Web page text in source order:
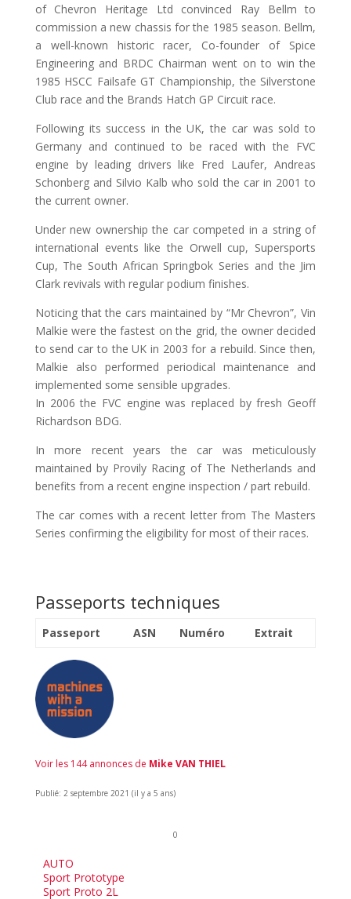
of Chevron Heritage Ltd convinced Ray Bellm to
commission a new chassis for the 1985 season. Bellm,
a well-known historic racer, Co-founder of Spice
Engineering and BRDC Chairman went on to win the
1985 HSCC Failsafe GT Championship, the Silverstone
Club race and the Brands Hatch GP Circuit race.
Following its success in the UK, the car was sold to
Germany and continued to be raced with the FVC
engine by leading drivers like Fred Laufer, Andreas
Schonberg and Silvio Kalb who sold the car in 2001 to
the current owner.
Under new ownership the car competed in a string of
international events like the Orwell cup, Supersports
Cup, The South African Springbok Series and the Jim
Clark revivals with regular podium finishes.
Noticing that the cars maintained by “Mr Chevron”, Vin
Malkie were the fastest on the grid, the owner decided
to send car to the UK in 2003 for a rebuild. Since then,
Malkie also performed periodical maintenance and
implemented some sensible upgrades.
In 2006 the FVC engine was replaced by fresh Geoff
Richardson BDG.
In more recent years the car was meticulously
maintained by Provily Racing of The Netherlands and
benefits from a recent engine inspection / part rebuild.
The car comes with a recent letter from The Masters
Series confirming the eligibility for most of their races.
Passeports techniques
Passeport ASN Numéro Extrait
Voir les 144 annonces de Mike VAN THIEL
Publié: 2 septembre 2021 (il y a 5 ans)
0
AUTO
Sport Prototype
Sport Proto 2L